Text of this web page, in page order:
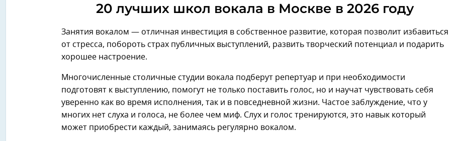
20 лучших школ вокала в Москве в 2026 году
Занятия вокалом — отличная инвестиция в собственное развитие, которая позволит избавиться
от стресса, побороть страх публичных выступлений, развить творческий потенциал и подарить
хорошее настроение.
Многочисленные столичные студии вокала подберут репертуар и при необходимости
подготовят к выступлению, помогут не только поставить голос, но и научат чувствовать себя
уверенно как во время исполнения, так и в повседневной жизни. Частое заблуждение, что у
многих нет слуха и голоса, не более чем миф. Слух и голос тренируются, это навык который
может приобрести каждый, занимаясь регулярно вокалом.